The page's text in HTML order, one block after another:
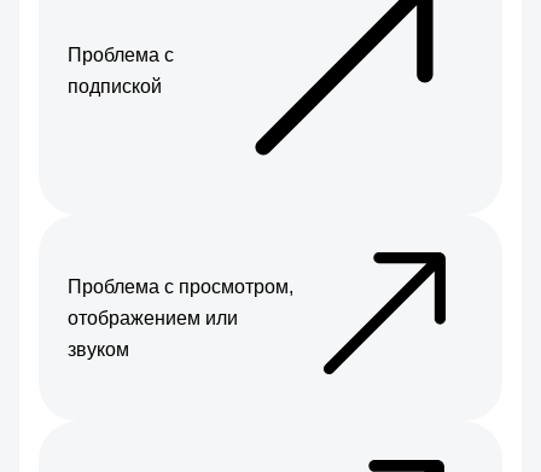
Проблема с
подпиской
Проблема с просмотром,
отображением или
звуком